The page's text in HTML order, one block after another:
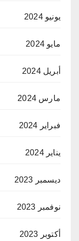
يونيو 2024
مايو 2024
أبريل 2024
مارس 2024
فبراير 2024
يناير 2024
ديسمبر 2023
نوفمبر 2023
أكتوبر 2023